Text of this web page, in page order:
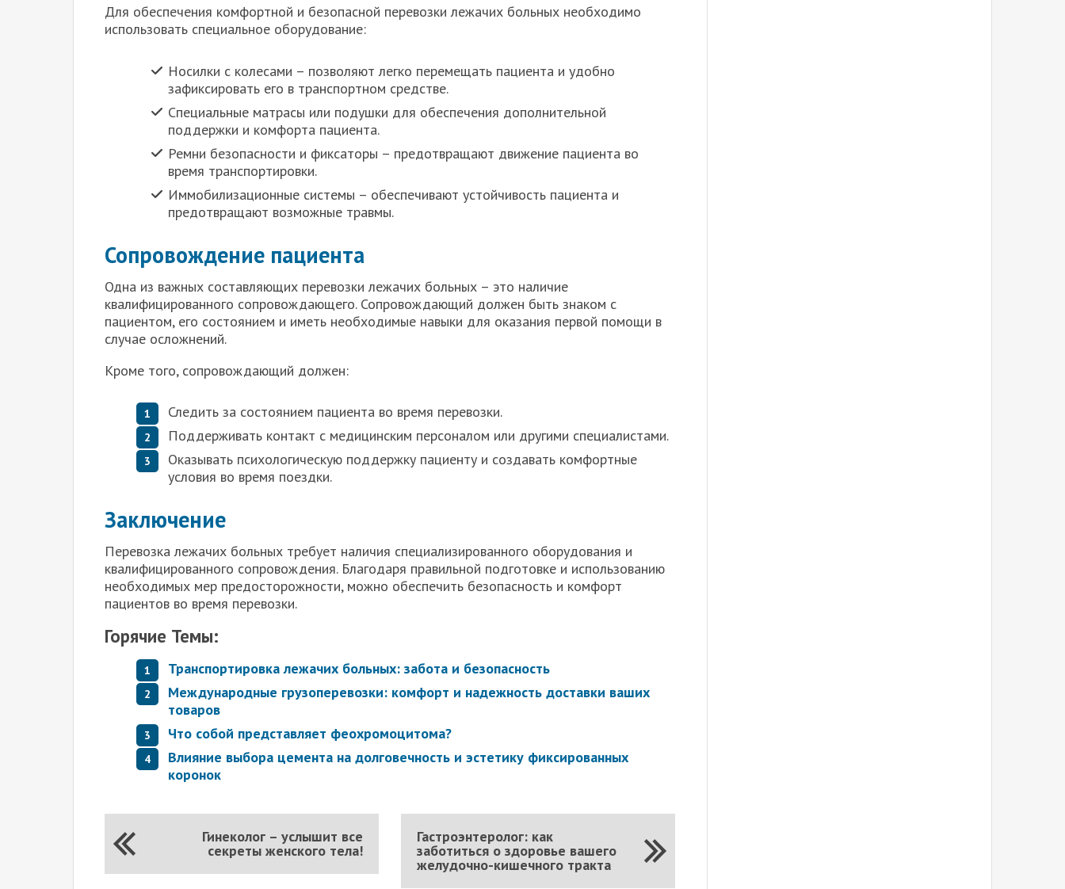
Для обеспечения комфортной и безопасной перевозки лежачих больных необходимо
использовать специальное оборудование:
Носилки с колесами – позволяют легко перемещать пациента и удобно
зафиксировать его в транспортном средстве.
Специальные матрасы или подушки для обеспечения дополнительной
поддержки и комфорта пациента.
Ремни безопасности и фиксаторы – предотвращают движение пациента во
время транспортировки.
Иммобилизационные системы – обеспечивают устойчивость пациента и
предотвращают возможные травмы.
Сопровождение пациента
Одна из важных составляющих перевозки лежачих больных – это наличие
квалифицированного сопровождающего. Сопровождающий должен быть знаком с
пациентом, его состоянием и иметь необходимые навыки для оказания первой помощи в
случае осложнений.
Кроме того, сопровождающий должен:
Следить за состоянием пациента во время перевозки.
Поддерживать контакт с медицинским персоналом или другими специалистами.
Оказывать психологическую поддержку пациенту и создавать комфортные
условия во время поездки.
Заключение
Перевозка лежачих больных требует наличия специализированного оборудования и
квалифицированного сопровождения. Благодаря правильной подготовке и использованию
необходимых мер предосторожности, можно обеспечить безопасность и комфорт
пациентов во время перевозки.
Горячие Темы:
Транспортировка лежачих больных: забота и безопасность
Международные грузоперевозки: комфорт и надежность доставки ваших
товаров
Что собой представляет феохромоцитома?
Влияние выбора цемента на долговечность и эстетику фиксированных
коронок
Гастроэнтеролог: как
заботиться о здоровье вашего
желудочно-кишечного тракта
Гинеколог – услышит все
секреты женского тела!